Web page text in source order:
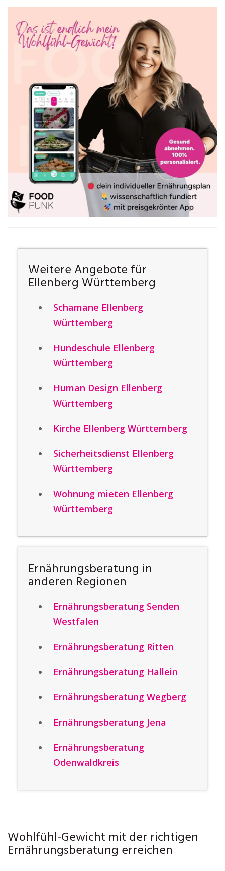
Weitere Angebote für
Ellenberg Württemberg
Schamane Ellenberg
Württemberg
Hundeschule Ellenberg
Württemberg
Human Design Ellenberg
Württemberg
Kirche Ellenberg Württemberg
Sicherheitsdienst Ellenberg
Württemberg
Wohnung mieten Ellenberg
Württemberg
Ernährungsberatung in
anderen Regionen
Ernährungsberatung Senden
Westfalen
Ernährungsberatung Ritten
Ernährungsberatung Hallein
Ernährungsberatung Wegberg
Ernährungsberatung Jena
Ernährungsberatung
Odenwaldkreis
Wohlfühl-Gewicht mit der richtigen
Ernährungsberatung erreichen